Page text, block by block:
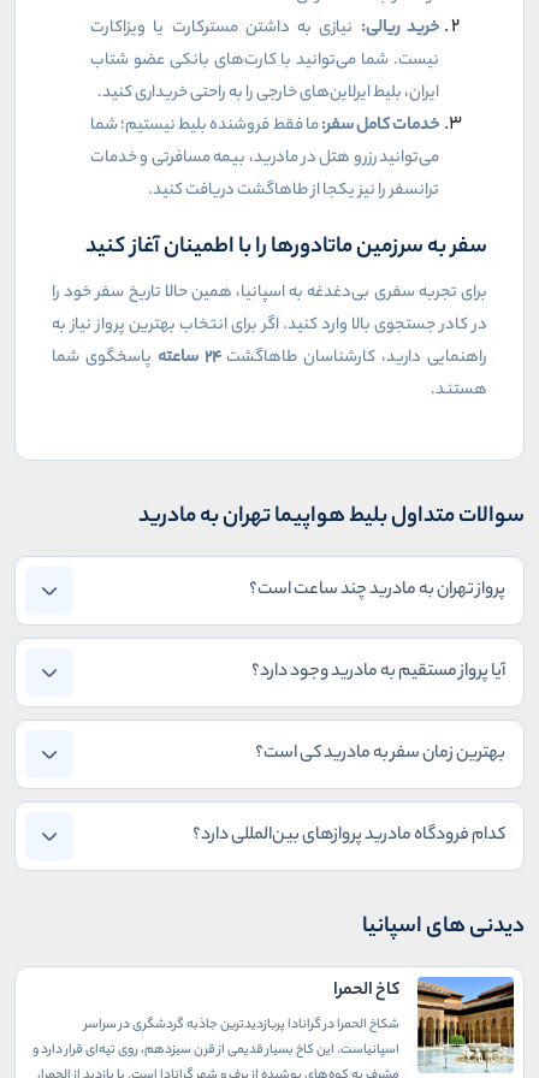
خرید ریالی: نیازی به داشتن مسترکارت یا ویزاکارت
نیست. شما می‌توانید با کارت‌های بانکی عضو شتاب
ایران، بلیط ایرلاین‌های خارجی را به راحتی خریداری کنید.
خدمات کامل سفر:ما فقط فروشنده بلیط نیستیم؛ شما
می‌توانید رزرو هتل در مادرید، بیمه مسافرتی و خدمات
ترانسفر را نیز یکجا از طاهاگشت دریافت کنید.
سفر به سرزمین ماتادورها را با اطمینان آغاز کنید
برای تجربه سفری بی‌دغدغه به اسپانیا، همین حالا تاریخ سفر خود را
در کادر جستجوی بالا وارد کنید. اگر برای انتخاب بهترین پرواز نیاز به
راهنمایی دارید، کارشناسان طاهاگشت۲۴ ساعته پاسخگوی شما
هستند.
سوالات متداول بلیط هواپیما تهران به مادرید
پرواز تهران به مادرید چند ساعت است؟
آیا پرواز مستقیم به مادرید وجود دارد؟
بهترین زمان سفر به مادرید کی است؟
کدام فرودگاه مادرید پروازهای بین‌المللی دارد؟
دیدنی های اسپانیا
کاخ الحمرا
شکاخ الحمرا در گرانادا پربازدیدترین جاذبه گردشگری در سراسر
اسپانیاست. این کاخ بسیار قدیمی از قرن سیزدهم، روی تپه‌ای قرار دارد و